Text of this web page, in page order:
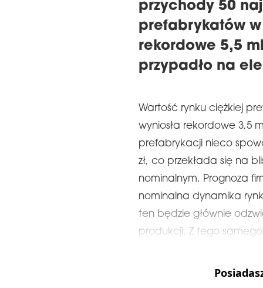
przychody 50
prefabrykatów w
rekordowe 5,5
przypadło na
Wartość rynku ciężkiej
wyniosła rekordowe 3,5
prefabrykacji nieco
zł, co przekłada się na
nominalnym. Prognoza
nominalna dynamika
ten będzie głównie
produkcji. Z tego